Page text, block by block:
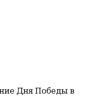
Дня Победы в